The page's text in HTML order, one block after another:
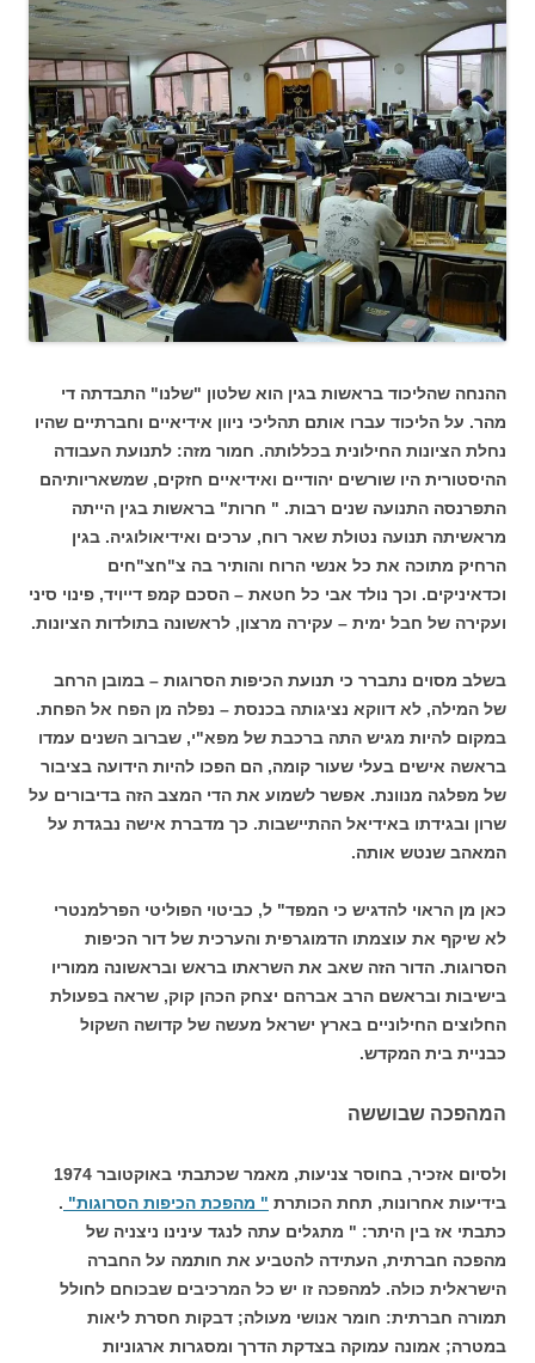
ההנחה שהליכוד בראשות בגין הוא שלטון "שלנו" התבדתה די
מהר. על הליכוד עברו אותם תהליכי ניוון אידיאיים וחברתיים שהיו
נחלת הציונות החילונית בכללותה. חמור מזה: לתנועת העבודה
ההיסטורית היו שורשים יהודיים ואידיאיים חזקים, שמשאריותיהם
התפרנסה התנועה שנים רבות. " חרות" בראשות בגין הייתה
מראשיתה תנועה נטולת שאר רוח, ערכים ואידיאולוגיה. בגין
הרחיק מתוכה את כל אנשי הרוח והותיר בה צ"חצ"חים
וכדאיניקים. וכך נולד אבי כל חטאת – הסכם קמפ דייויד, פינוי סיני
ועקירה של חבל ימית – עקירה מרצון, לראשונה בתולדות הציונות.
בשלב מסוים נתברר כי תנועת הכיפות הסרוגות – במובן הרחב
של המילה, לא דווקא נציגותה בכנסת – נפלה מן הפח אל הפחת.
במקום להיות מגיש התה ברכבת של מפא"י, שברוב השנים עמדו
בראשה אישים בעלי שעור קומה, הם הפכו להיות הידועה בציבור
של מפלגה מנוונת. אפשר לשמוע את הדי המצב הזה בדיבורים על
שרון ובגידתו באידיאל ההתיישבות. כך מדברת אישה נבגדת על
המאהב שנטש אותה.
כאן מן הראוי להדגיש כי המפד" ל, כביטוי הפוליטי הפרלמנטרי
לא שיקף את עוצמתו הדמוגרפית והערכית של דור הכיפות
הסרוגות. הדור הזה שאב את השראתו בראש ובראשונה ממוריו
בישיבות ובראשם הרב אברהם יצחק הכהן קוק, שראה בפעולת
החלוצים החילוניים בארץ ישראל מעשה של קדושה השקול
כבניית בית המקדש.
המהפכה שבוששה
ולסיום אזכיר, בחוסר צניעות, מאמר שכתבתי באוקטובר 1974
בידיעות אחרונות, תחת הכותרת " מהפכת הכיפות הסרוגות" .
כתבתי אז בין היתר: " מתגלים עתה לנגד עינינו ניצניה של
מהפכה חברתית, העתידה להטביע את חותמה על החברה
הישראלית כולה. למהפכה זו יש כל המרכיבים שבכוחם לחולל
תמורה חברתית: חומר אנושי מעולה; דבקות חסרת ליאות
במטרה; אמונה עמוקה בצדקת הדרך ומסגרות ארגוניות